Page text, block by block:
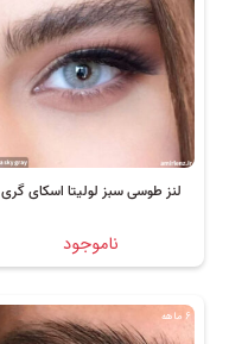
لنز طوسی سبز لولیتا اسکای گری
ناموجود
6 ماهه